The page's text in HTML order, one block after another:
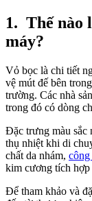
1. Thế nào
máy?
Vỏ bọc là chi tiết
vệ mút đế bên
trường. Các nhà
trong đó có dòng
Đặc trưng màu sắc
thụ nhiệt khi di
chất da nhám,
kim cương tích hợp
Để tham khảo và